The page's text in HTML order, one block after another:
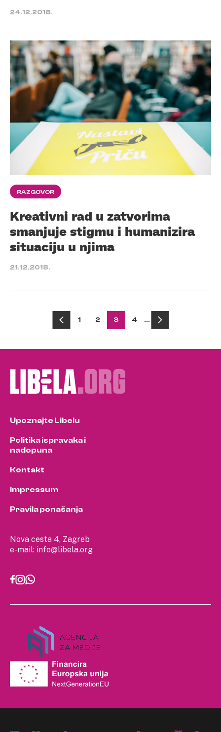
24.12.2018.
RAZGOVOR
Kreativni rad u zatvorima
smanjuje stigmu i humanizira
situaciju u njima
21.12.2018.
Posts
pagination
1 2 3 4 …
Nova cesta 4, Zagreb
e-mail: info@libela.org
Upoznajte Libelu
Politika ispravaka i
nadopuna
Kontakt
Impressum
Pravila ponašanja